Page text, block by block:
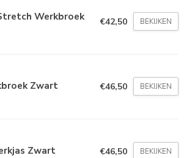
Werkbroek €42,50 BEKIJKEN
Zwart €46,50 BEKIJKEN
Zwart €46,50 BEKIJKEN